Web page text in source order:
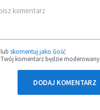
lub skomentuj jako Gość
Twój komentarz będzie moderowany
DODAJ KOMENTARZ